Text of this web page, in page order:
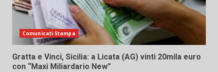
Comunicati Stampa
Gratta e Vinci, Sicilia: a Licata (AG) vinti 20mila euro
con “Maxi Miliardario New”